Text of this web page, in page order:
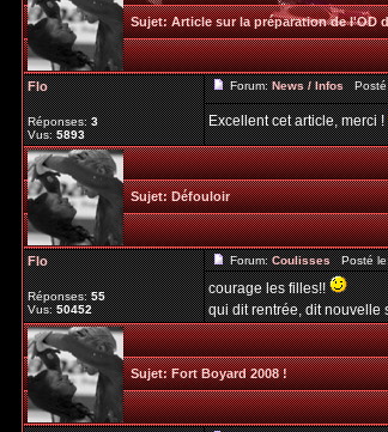
Sujet:Article sur la préparation de l'OD
Flo
Réponses:3
Vus:5893
Forum:News / InfosPosté
Excellent cet article, merci !
Sujet:Défouloir
Flo
Réponses:55
Vus:50452
Forum:CoulissesPosté le:
courage les filles!!
qui dit rentrée, dit nouvelle
Sujet:Fort Boyard 2008 !